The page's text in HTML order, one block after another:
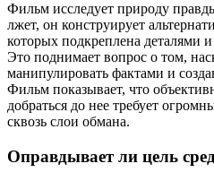
Фильм исследует природу
лжет, он конструирует
которых подкреплена деталями
Это поднимает вопрос о том,
манипулировать фактами и
Фильм показывает, что
добраться до нее требует
сквозь слои обмана.
Оправдывает ли цель